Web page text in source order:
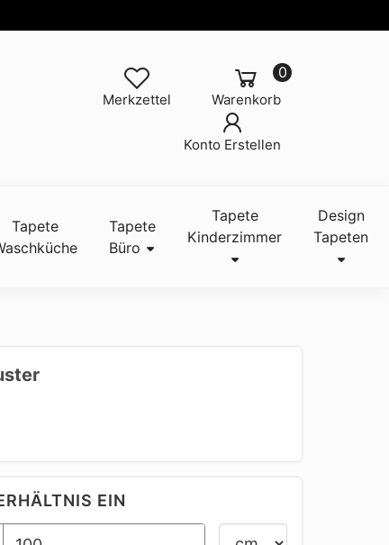
Warenkorb
0
Merkzettel
Konto Erstellen
Tapete
Tapete
Büro
Tapete
Kinderzimmer
Design
Tapeten
EIN